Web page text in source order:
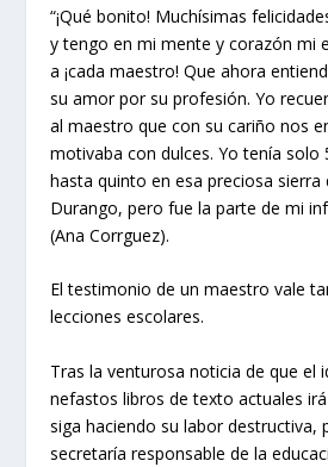
“¡Qué bonito! Muchísimas
y tengo en mi mente y corazón mi
a ¡cada maestro! Que ahora
su amor por su profesión. Yo
al maestro que con su cariño nos
motivaba con dulces. Yo tenía solo
hasta quinto en esa preciosa sierra
Durango, pero fue la parte de mi
(Ana Corrguez).
El testimonio de un maestro vale
lecciones escolares.
Tras la venturosa noticia de que el
nefastos libros de texto actuales
siga haciendo su labor destructiva,
secretaría responsable de la